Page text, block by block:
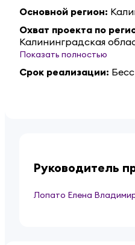
Основной регион:
Охват проекта по
Калининградская
Показать полностью
Срок реализации:
Руководитель
Лопато Елена